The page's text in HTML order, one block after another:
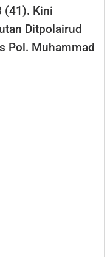
(41). Kini
Ditpolairud
Pol. Muhammad